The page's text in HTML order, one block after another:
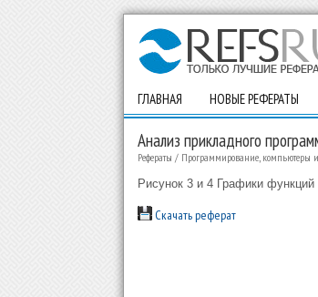
ГЛАВНАЯ НОВЫЕ РЕФЕРАТЫ
Анализ прикладного
Рефераты / Программирование, компьютеры
Рисунок 3 и 4 Графики функций
Скачать реферат